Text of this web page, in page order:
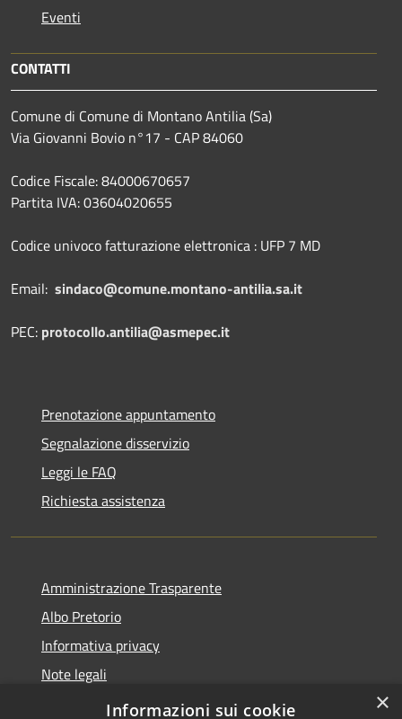
Eventi
CONTATTI
Comune di Comune di Montano Antilia (Sa)
Via Giovanni Bovio n°17 - CAP 84060
Codice Fiscale: 84000670657
Partita IVA: 03604020655
Codice univoco fatturazione elettronica : UFP 7 MD
Email: sindaco@comune.montano-antilia.sa.it
PEC: protocollo.antilia@asmepec.it
Prenotazione appuntamento
Segnalazione disservizio
Leggi le FAQ
Richiesta assistenza
Amministrazione Trasparente
Albo Pretorio
Informativa privacy
Note legali
Dichiarazione di accessibilità
×
Informazioni sui cookie